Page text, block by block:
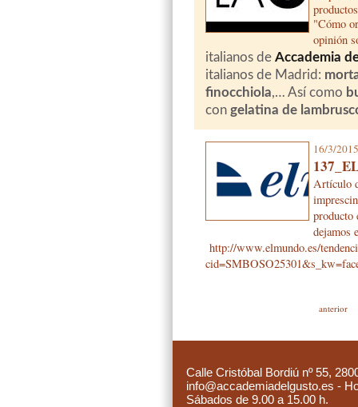
"Cómo
opinión
italianos de Accademia
italianos de Madrid:
finocchiola,… Así como
con gelatina de
16/3/2015
Artículo
producto
dejamos
http://www.elmundo.es/
anterior
Calle Cristóbal Bordiú nº 55,
info@accademiadelgusto.es -
Sábados de 9.00 a 15.00 h.